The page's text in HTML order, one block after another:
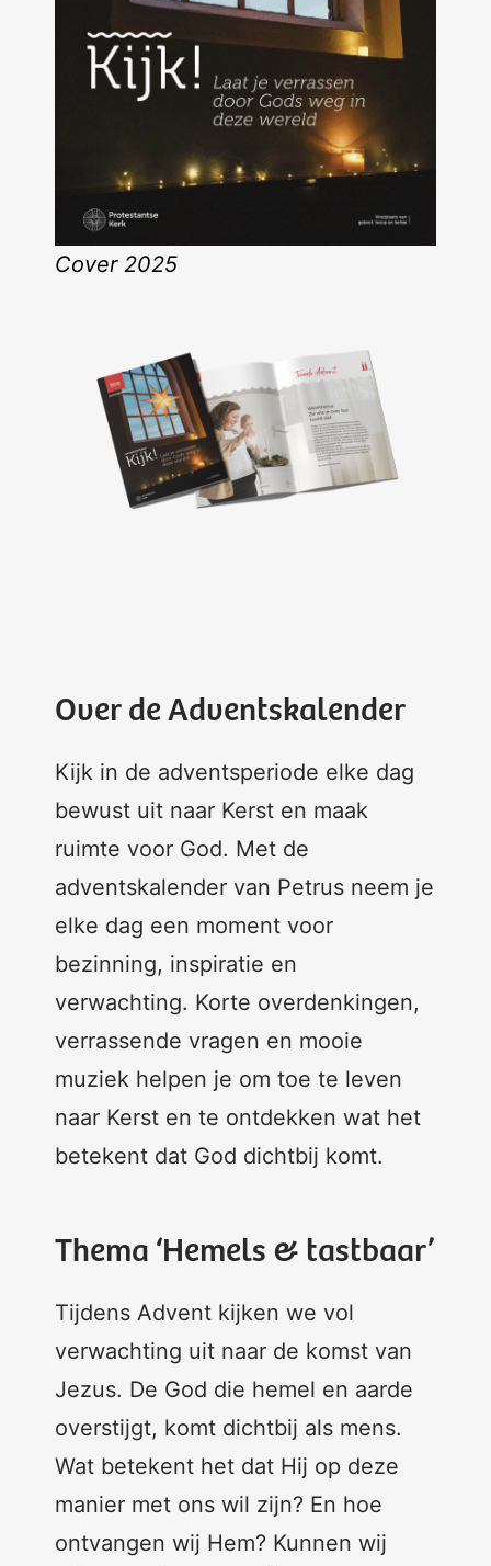
Cover 2025
Over de Adventskalender
Kijk in de adventsperiode elke dag
bewust uit naar Kerst en maak
ruimte voor God. Met de
adventskalender van Petrus neem je
elke dag een moment voor
bezinning, inspiratie en
verwachting. Korte overdenkingen,
verrassende vragen en mooie
muziek helpen je om toe te leven
naar Kerst en te ontdekken wat het
betekent dat God dichtbij komt.
Thema ‘Hemels & tastbaar’
Tijdens Advent kijken we vol
verwachting uit naar de komst van
Jezus. De God die hemel en aarde
overstijgt, komt dichtbij als mens.
Wat betekent het dat Hij op deze
manier met ons wil zijn? En hoe
ontvangen wij Hem? Kunnen wij